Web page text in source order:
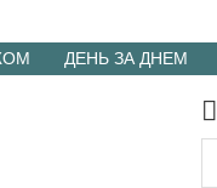
ДЕНЬ ЗА ДНЕМ